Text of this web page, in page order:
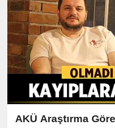
AKÜ Araştırma